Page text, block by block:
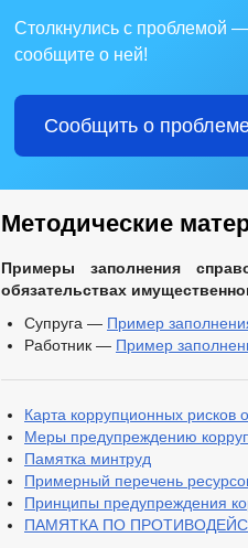
Столкнулись с проблемой —
сообщите о ней!
Сообщить о
Методические
Примеры заполнения
обязательствах
Супруга — Пример
Работник — Пример
Карта коррупционных рисков
Меры предупреждению
Памятка минтруд
Примерный перечень
Принципы предупреждения
ПАМЯТКА ПО